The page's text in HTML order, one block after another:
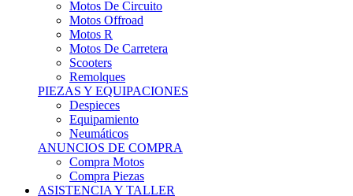
Motos R
Motos De Carretera
Scooters
Remolques
PIEZAS Y EQUIPACIONES
Despieces
Equipamiento
Neumáticos
ANUNCIOS DE COMPRA
Compra Motos
Compra Piezas
ASISTENCIA Y TALLER
ASISTENCIA Y TALLER